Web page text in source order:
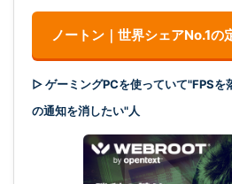
ノートン｜世界シェアNo.1の
▷ ゲーミングPCを使っていて"FPSを
の通知を消したい"人